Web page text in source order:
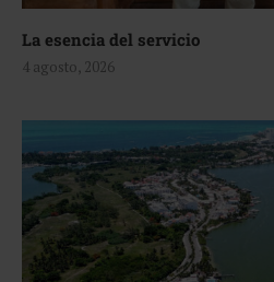
La esencia del servicio
4 agosto, 2026